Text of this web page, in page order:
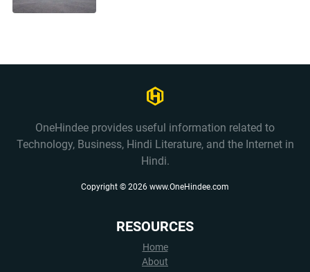
OneHindee provides useful information related to
Technology, Business, Hindi Literature, and the Internet in
Hindi.
Copyright © 2026 www.OneHindee.com
RESOURCES
Home
About